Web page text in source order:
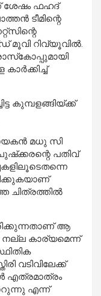
ശേഷം ഫഹദ്
ടീമിന്റെ
മൂവി റിവ്യൂവില്‍.
കുമ്പളങ്ങിയ്ക്ക്
മധു സി
പതിവ്
ചിത്രത്തില്‍
ആ
കാര്യമെന്ന്
വടിവിലേക്ക്
എത്രമാത്രം
എന്ന്